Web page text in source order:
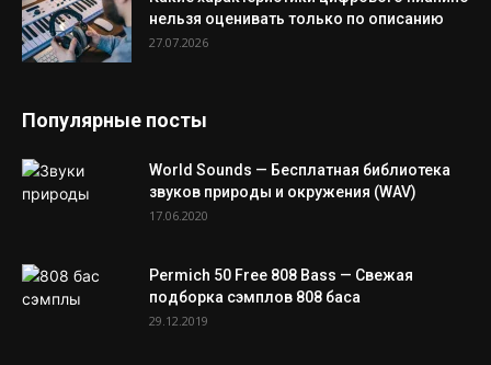
нельзя оценивать только по описанию
27.07.2026
Популярные посты
World Sounds — Бесплатная библиотека
звуков природы и окружения (WAV)
17.06.2020
Permich 50 Free 808 Bass — Свежая
подборка сэмплов 808 баса
29.12.2019